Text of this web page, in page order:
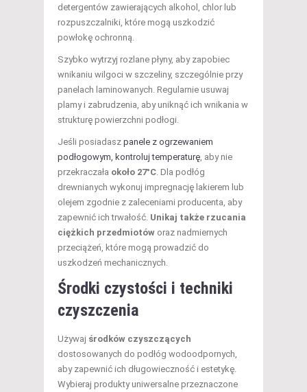
detergentów zawierających alkohol, chlor lub
rozpuszczalniki, które mogą uszkodzić
powłokę ochronną.
Szybko wytrzyj rozlane płyny, aby zapobiec
wnikaniu wilgoci w szczeliny, szczególnie przy
panelach laminowanych. Regularnie usuwaj
plamy i zabrudzenia, aby uniknąć ich wnikania w
strukturę powierzchni podłogi.
Jeśli posiadasz panele z ogrzewaniem
podłogowym, kontroluj temperaturę , aby nie
przekraczała około 27°C . Dla podłóg
drewnianych wykonuj impregnację lakierem lub
olejem zgodnie z zaleceniami producenta, aby
zapewnić ich trwałość. Unikaj także rzucania
ciężkich przedmiotów oraz nadmiernych
przeciążeń, które mogą prowadzić do
uszkodzeń mechanicznych.
Środki czystości i techniki
czyszczenia
Używaj środków czyszczących
dostosowanych do podłóg wodoodpornych,
aby zapewnić ich długowieczność i estetykę.
Wybieraj produkty uniwersalne przeznaczone